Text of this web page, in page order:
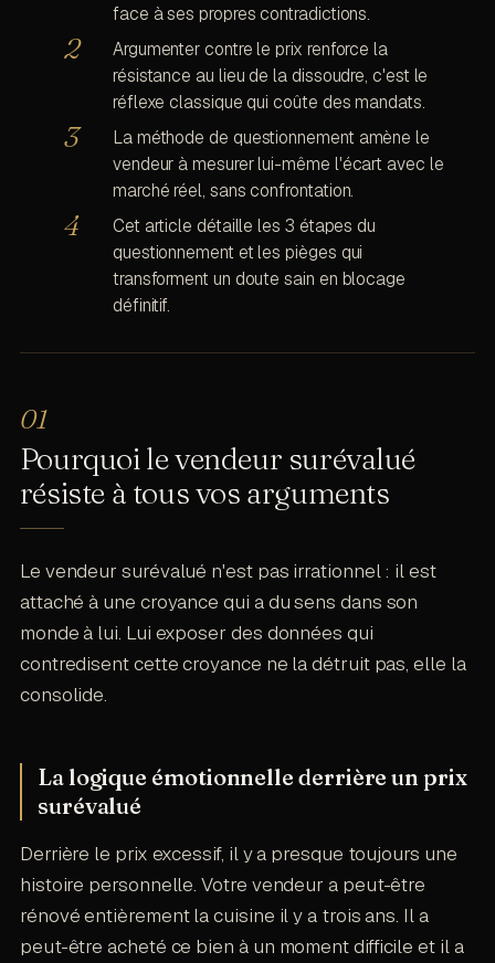
face à ses propres contradictions.
Argumenter contre le prix renforce la
résistance au lieu de la dissoudre, c'est le
réflexe classique qui coûte des mandats.
La méthode de questionnement amène le
vendeur à mesurer lui-même l'écart avec le
marché réel, sans confrontation.
Cet article détaille les 3 étapes du
questionnement et les pièges qui
transforment un doute sain en blocage
définitif.
Pourquoi le vendeur surévalué
résiste à tous vos arguments
Le vendeur surévalué n'est pas irrationnel : il est
attaché à une croyance qui a du sens dans son
monde à lui. Lui exposer des données qui
contredisent cette croyance ne la détruit pas, elle la
consolide.
La logique émotionnelle derrière un prix
surévalué
Derrière le prix excessif, il y a presque toujours une
histoire personnelle. Votre vendeur a peut-être
rénové entièrement la cuisine il y a trois ans. Il a
peut-être acheté ce bien à un moment difficile et il a